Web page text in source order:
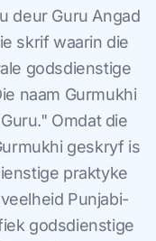
deur Guru Angad
skrif waarin die
godsdienstige
naam Gurmukhi
Omdat die
geskryf is
praktyke
Punjabi-
godsdienstige